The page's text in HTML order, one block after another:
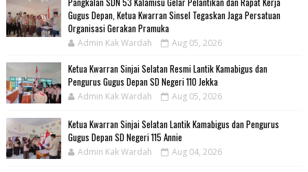
Gugus Depan, Ketua Kwarran Sinsel Tegaskan Jaga Persatuan
Organisasi Gerakan Pramuka
Admin Kak Wardah Aug 05, 2026
Ketua Kwarran Sinjai Selatan Resmi Lantik Kamabigus dan
Pengurus Gugus Depan SD Negeri 110 Jekka
Admin Kak Wardah Aug 05, 2026
Ketua Kwarran Sinjai Selatan Lantik Kamabigus dan Pengurus
Gugus Depan SD Negeri 115 Annie
Admin Kak Wardah Aug 04, 2026